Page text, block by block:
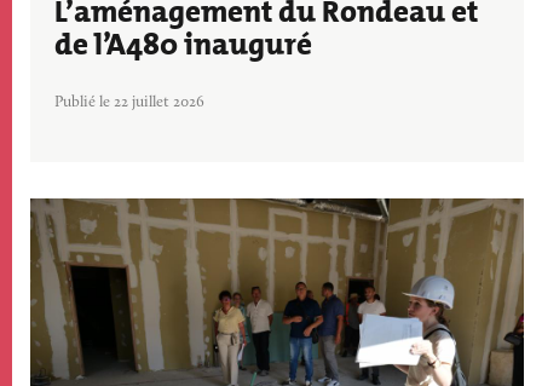
L’aménagement du Rondeau et
de l’A480 inauguré
Publié le 22 juillet 2026
Image